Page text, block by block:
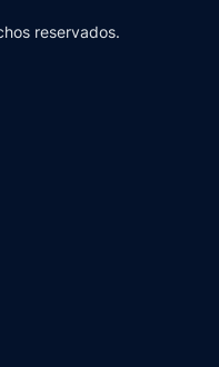
reservados.